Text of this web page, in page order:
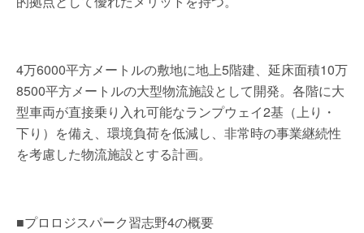
4万6000平方メートルの敷地に地上5階建、延床面積10万
8500平方メートルの大型物流施設として開発。各階に大
型車両が直接乗り入れ可能なランプウェイ2基（上り・
下り）を備え、環境負荷を低減し、非常時の事業継続性
を考慮した物流施設とする計画。
■プロロジスパーク習志野4の概要